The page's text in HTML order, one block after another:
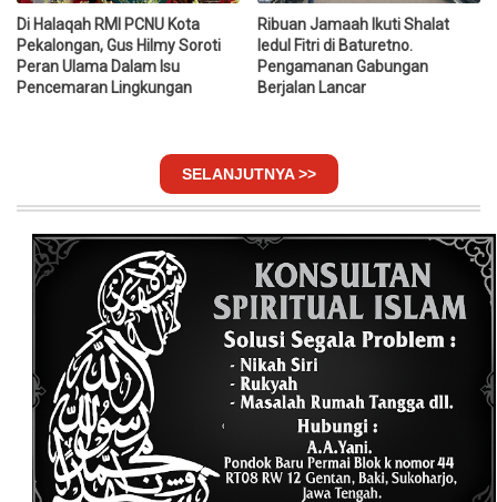
Di Halaqah RMI PCNU Kota
Pekalongan, Gus Hilmy Soroti
Peran Ulama Dalam Isu
Pencemaran Lingkungan
Ribuan Jamaah Ikuti Shalat
Iedul Fitri di Baturetno.
Pengamanan Gabungan
Berjalan Lancar
SELANJUTNYA >>